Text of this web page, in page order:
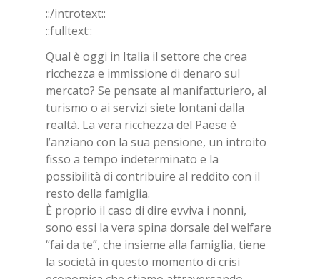
::/introtext::
::fulltext::
Qual è oggi in Italia il settore che crea
ricchezza e immissione di denaro sul
mercato? Se pensate al manifatturiero, al
turismo o ai servizi siete lontani dalla
realtà. La vera ricchezza del Paese è
l’anziano con la sua pensione, un introito
fisso a tempo indeterminato e la
possibilità di contribuire al reddito con il
resto della famiglia.
È proprio il caso di dire evviva i nonni,
sono essi la vera spina dorsale del welfare
“fai da te”, che insieme alla famiglia, tiene
la società in questo momento di crisi